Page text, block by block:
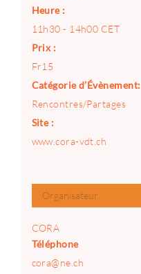
Heure :
11h30 - 14h00 CET
Prix :
Fr15
Catégorie d’Évènement:
Rencontres/Partages
Site :
www.cora-vdt.ch
Organisateur
CORA
Téléphone
cora@ne.ch